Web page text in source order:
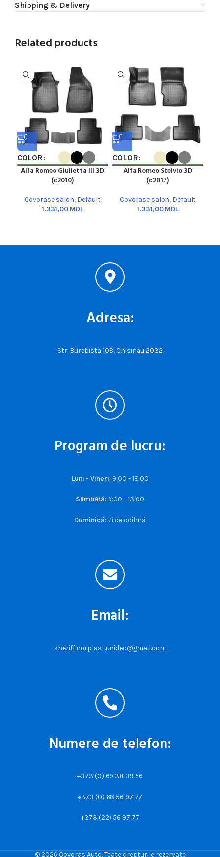
Shipping & Delivery
Related products
COLOR
Alfa Romeo Giulietta III 3D
(с2010)
Covorase salon, Default
MDL
COLOR
Alfa Romeo Stelvio 3D
(с2017)
Covorase salon, Default
MDL
Adresa:
Str. Burebista 108, Chisinau 2032
Program de lucru:
Luni - Vineri: 9:00 - 18:00
Sâmbătă: 9:00 - 13:00
Duminică: Zi de odihnă
Email:
sheriff.norplast.unidec@gmail.com
Numere de telefon:
+373 (0) 69 38 39 56
+373 (0) 68 56 97 77
+373 (22) 56 97 77
© 2026 Covoras Auto. Toate drepturile rezervate